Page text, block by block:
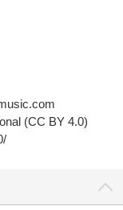
這句話所帶來的
林德布勞在經歷
到摯愛卻罹患罕
面擁抱自己的生
說出來，或打成
改變你的一生。
(CC BY 4.0)